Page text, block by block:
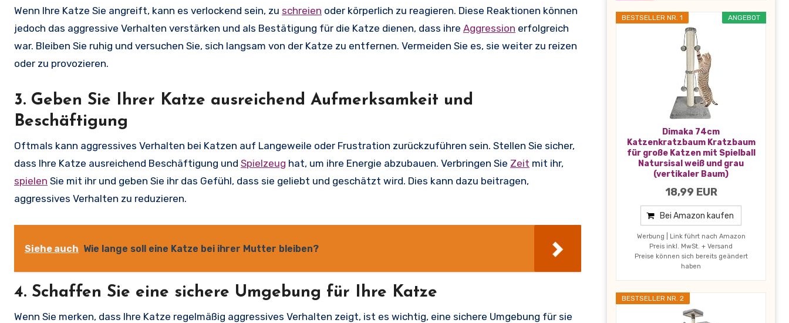
Wenn Ihre Katze Sie angreift, kann es verlockend sein, zu schreien oder körperlich zu reagieren. Diese Reaktionen können
jedoch das aggressive Verhalten verstärken und als Bestätigung für die Katze dienen, dass ihre Aggression erfolgreich
war. Bleiben Sie ruhig und versuchen Sie, sich langsam von der Katze zu entfernen. Vermeiden Sie es, sie weiter zu reizen
oder zu provozieren.
3. Geben Sie Ihrer Katze ausreichend Aufmerksamkeit und
Beschäftigung
Oftmals kann aggressives Verhalten bei Katzen auf Langeweile oder Frustration zurückzuführen sein. Stellen Sie sicher,
dass Ihre Katze ausreichend Beschäftigung und Spielzeug hat, um ihre Energie abzubauen. Verbringen Sie Zeit mit ihr,
spielen Sie mit ihr und geben Sie ihr das Gefühl, dass sie geliebt und geschätzt wird. Dies kann dazu beitragen,
aggressives Verhalten zu reduzieren.
Siehe auch Wie lange soll eine Katze bei ihrer Mutter bleiben?
4. Schaffen Sie eine sichere Umgebung für Ihre Katze
Wenn Sie merken, dass Ihre Katze regelmäßig aggressives Verhalten zeigt, ist es wichtig, eine sichere Umgebung für sie
ANGEBOT
BESTSELLER NR. 1
Dimaka 74cm
Katzenkratzbaum Kratzbaum
für große Katzen mit Spielball
Natursisal weiß und grau
(vertikaler Baum)
18,99 EUR
Bei Amazon kaufen
Werbung | Link führt nach Amazon
Preis inkl. MwSt. + Versand
Preise können sich bereits geändert
haben
BESTSELLER NR. 2